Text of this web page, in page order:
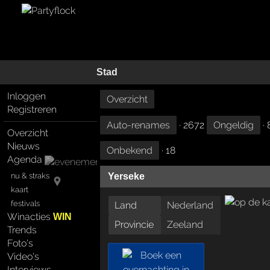
Stad
Inloggen
Registreren
Overzicht
Nieuws
Agenda
nu & straks
kaart
festivals
WinactiesWIN
Trends
Foto's
Video's
Overzicht
Auto-renames · 2672 Ongeldig ·
Onbekend · 18
Yerseke
Land
Nederland
Provincie
Zeeland